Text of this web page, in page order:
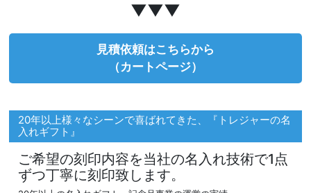
▼▼▼
見積依頼はこちらから
（カートページ）
20年以上様々なシーンで喜ばれてきた、『トレジャーの名
入れギフト』
ご希望の刻印内容を当社の名入れ技術で1点
ずつ丁寧に刻印致します。